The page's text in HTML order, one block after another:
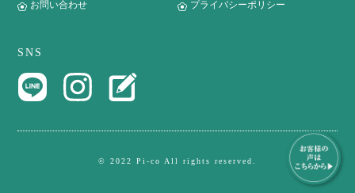
お問い合わせ プライバシーポリシー
SNS
© 2022 Pi-co All rights reserved.